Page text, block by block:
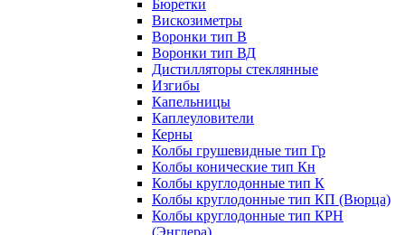
Бюретки
Вискозиметры
Воронки тип В
Воронки тип ВД
Дистилляторы стеклянные
Изгибы
Капельницы
Каплеуловители
Керны
Колбы грушевидные тип Гр
Колбы конические тип Кн
Колбы круглодонные тип К
Колбы круглодонные тип КП (Вюрца)
Колбы круглодонные тип КРН
(Энглера)